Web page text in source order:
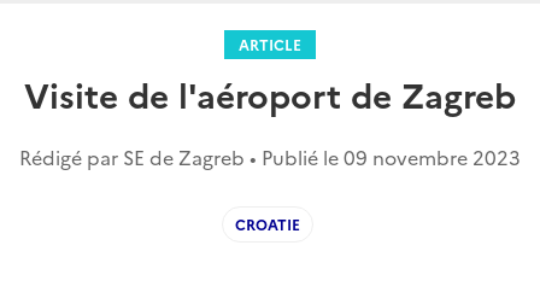
ARTICLE
Visite de l'aéroport de Zagreb
Rédigé par SE de Zagreb • Publié le09 novembre 2023
CROATIE